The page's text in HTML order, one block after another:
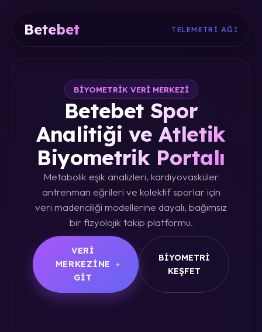
Betebet TELEMETRI AĞI
BIYOMETRIK VERI MERKEZI
Betebet Spor
Analitiği ve Atletik
Biyometrik Portalı
Metabolik eşik analizleri, kardiyovasküler
antrenman eğrileri ve kolektif sporlar için
veri madenciliği modellerine dayalı, bağımsız
bir fizyolojik takip platformu.
VERI
MERKEZINE
GIT
BIYOMETRI
KEŞFET